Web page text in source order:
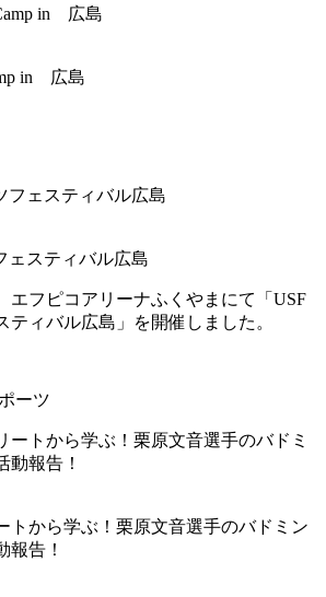
in 広島
ェスティバル広島
エフピコアリーナふくやまにて「USF
ティバル広島」を開催しました。
ーツ
トから学ぶ！栗原文音選手のバドミン
告！